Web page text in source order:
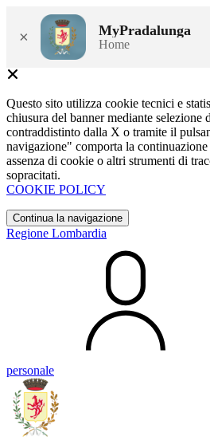
× MyPradalunga
Home
Questo sito utilizza cookie tecnici e
chiusura del banner mediante selezione
contraddistinto dalla X o tramite il
navigazione" comporta la
assenza di cookie o altri strumenti di
sopracitati.
COOKIE POLICY
Continua la navigazione
Regione Lombardia
personale